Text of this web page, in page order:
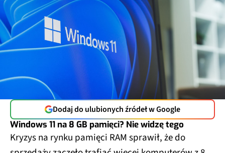
Dodaj do ulubionych źródeł w Google
Windows 11 na 8 GB pamięci? Nie widzę tego
Kryzys na rynku pamięci RAM sprawił, że do